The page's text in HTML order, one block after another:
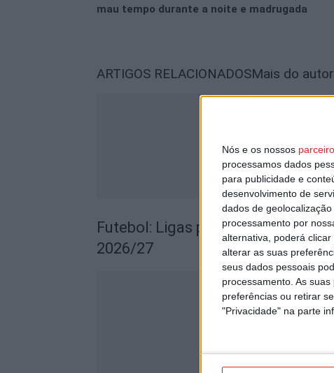
Nós e os nossos
processamos dados
para publicidade e
desenvolvimento de
dados de
processamento por
alternativa, poderá
alterar as suas
seus dados pessoais
processamento. As
preferências ou retirar
"Privacidade" na parte
mau tempo durante a noite e madrugada
ARTIGOS RELACIONADOSMais do autor
Futebol: Ligas profissionais com
2026/27